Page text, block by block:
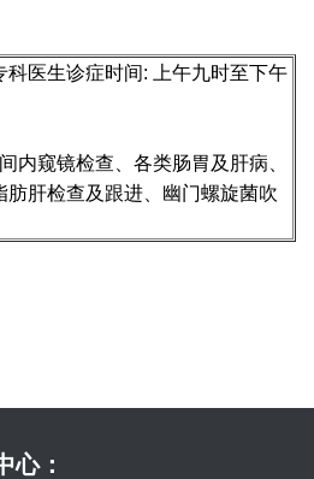
医生诊症时间: 上午九时至下午
内窥镜检查、各类肠胃及肝病、
肪肝检查及跟进、幽门螺旋菌吹
心：